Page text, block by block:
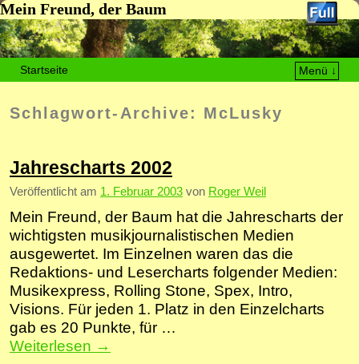
Mein Freund, der Baum
Startseite
Menü ↓
Schlagwort-Archive: McLusky
Jahrescharts 2002
Veröffentlicht am 1. Februar 2003 von Roger Weil
Mein Freund, der Baum hat die Jahrescharts der
wichtigsten musikjournalistischen Medien
ausgewertet. Im Einzelnen waren das die
Redaktions- und Lesercharts folgender Medien:
Musikexpress, Rolling Stone, Spex, Intro,
Visions. Für jeden 1. Platz in den Einzelcharts
gab es 20 Punkte, für …
Weiterlesen →